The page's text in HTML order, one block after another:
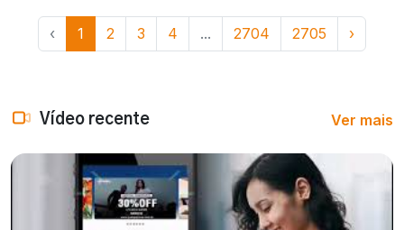
‹ 1 2 3 4 ... 2704 2705 ›
Vídeo recente Ver mais